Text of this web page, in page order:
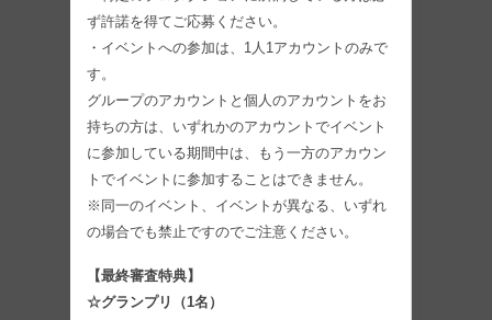
ず許諾を得てご応募ください。
・イベントへの参加は、1人1アカウントのみで
す。
グループのアカウントと個人のアカウントをお
持ちの方は、いずれかのアカウントでイベント
に参加している期間中は、もう一方のアカウン
トでイベントに参加することはできません。
※同一のイベント、イベントが異なる、いずれ
の場合でも禁止ですのでご注意ください。
【最終審査特典】
☆グランプリ（1名）